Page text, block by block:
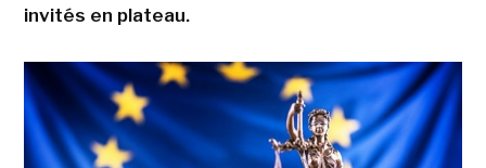
invités en plateau.